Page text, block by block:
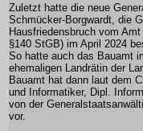
Zuletzt hatte die neue
Schmücker-Borgwardt, die
Hausfriedensbruch vom
§140 StGB) im April 2024
So hatte auch das Bauamt
ehemaligen Landrätin der
Bauamt hat dann laut dem
und Informatiker, Dipl.
von der
vor.